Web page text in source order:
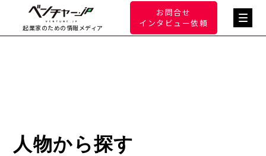
起業家のための情報メディア
お問合せ
インタビュー依頼
人物から探す